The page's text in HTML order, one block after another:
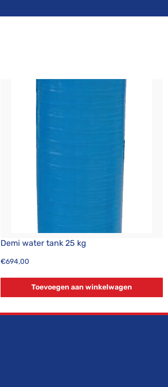
Demi water tank 25 kg
€694,00
Toevoegen aan winkelwagen